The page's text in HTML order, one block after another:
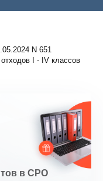
N 651
I - IV классов
в СРО